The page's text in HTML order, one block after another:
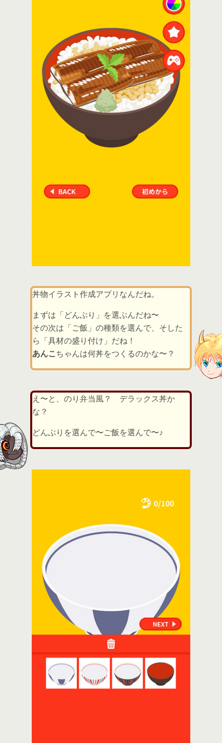
丼物イラスト作成アプリなんだね。
まずは「どんぶり」を選ぶんだね〜
その次は「ご飯」の種類を選んで、そした
ら「具材の盛り付け」だね！
あんこ ちゃんは何丼をつくるのかな〜？
え〜と、のり弁当風？ デラックス丼か
な？
どんぶりを選んで〜ご飯を選んで〜♪